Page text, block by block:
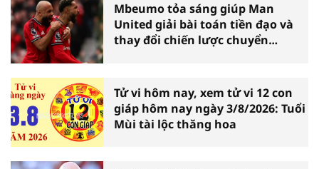
Mbeumo tỏa sáng giúp Man
United giải bài toán tiền đạo và
thay đổi chiến lược chuyển
Tử vi hôm nay, xem tử vi 12 con
giáp hôm nay ngày 3/8/2026: Tuổi
Mùi tài lộc thăng hoa